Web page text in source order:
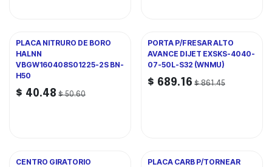
PLACA NITRURO DE BORO
HALNN
VBGW160408S01225-2S BN-
H50
$ 40.48 $50.60
PORTA P/FRESAR ALTO
AVANCE DIJET EXSKS-4040-
07-50L-S32 (WNMU)
$ 689.16 $861.45
CENTRO GIRATORIO
PLACA CARB P/TORNEAR